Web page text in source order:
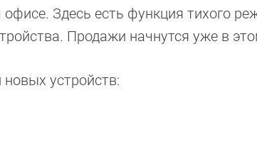
Здесь есть функция тихого
Продажи начнутся уже в
новых устройств: